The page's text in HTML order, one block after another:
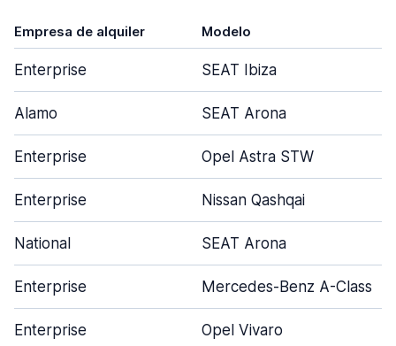
Empresa de alquiler Modelo
Enterprise SEAT Ibiza
Alamo SEAT Arona
Enterprise Opel Astra STW
Enterprise Nissan Qashqai
National SEAT Arona
Enterprise Mercedes-Benz A-Class
Enterprise Opel Vivaro